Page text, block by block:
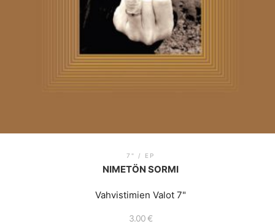
7" / EP
NIMETÖN SORMI
Vahvistimien Valot 7"
3.00 €